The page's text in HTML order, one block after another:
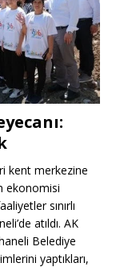
kent merkezine
ekonomisi
sınırlı
atıldı. AK
Belediye
yaptıkları,